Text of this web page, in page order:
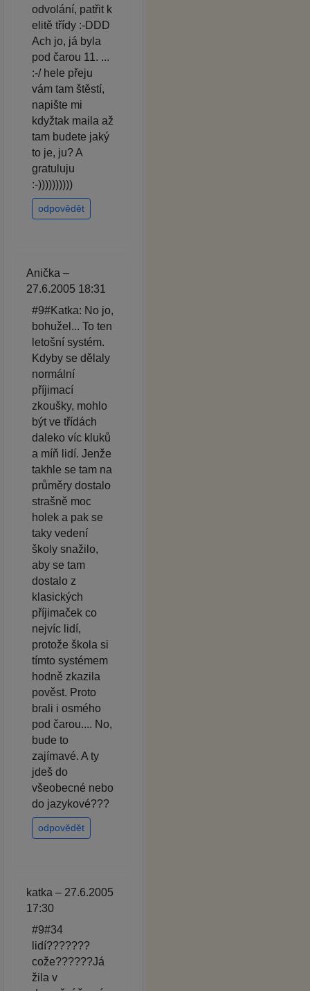
odvolání, patřit k
elitě třídy :-DDD
Ach jo, já byla
pod čarou 11. ...
:-/ hele přeju
vám tam štěstí,
napište mi
kdyžtak maila až
tam budete jaký
to je, ju? A
gratuluju
:-))))))))))
odpovědět
Anička –
27.6.2005 18:31
#9#Katka: No jo,
bohužel... To ten
letošní systém.
Kdyby se dělaly
normální
příjimací
zkoušky, mohlo
být ve třídách
daleko víc kluků
a míň lidí. Jenže
takhle se tam na
průměry dostalo
strašně moc
holek a pak se
taky vedení
školy snažilo,
aby se tam
dostalo z
klasických
příjimaček co
nejvíc lidí,
protože škola si
tímto systémem
hodně zkazila
pověst. Proto
brali i osmého
pod čarou.... No,
bude to
zajímavé. A ty
jdeš do
všeobecné nebo
do jazykové???
odpovědět
katka – 27.6.2005
17:30
#9#34
lidí???????
cože??????Já
žila v